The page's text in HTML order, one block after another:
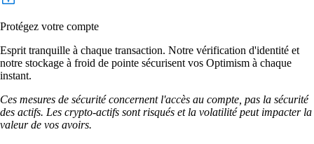
Protégez votre compte
Esprit tranquille à chaque transaction. Notre vérification d'identité et
notre stockage à froid de pointe sécurisent vos Optimism à chaque
instant.
Ces mesures de sécurité concernent l'accès au compte, pas la sécurité
des actifs. Les crypto-actifs sont risqués et la volatilité peut impacter la
valeur de vos avoirs.